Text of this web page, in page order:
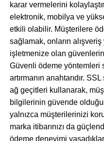
karar vermelerini
elektronik, mobilya ve
etkili olabilir. Müşterilere
sağlamak, onların alışveriş
işletmenize olan
Güvenli ödeme yöntemleri
artırmanın anahtarıdır.
ağ geçitleri kullanarak,
bilgilerinin güvende
yalnızca müşterilerinizi
marka itibarınızı da
ödeme deneyimi